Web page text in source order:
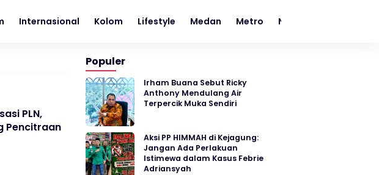
Internasional Kolom Lifestyle Medan Metro Nasional
PLN,
Pencitraan
Populer
Irham Buana Sebut Ricky
Anthony Mendulang Air
Terpercik Muka Sendiri
Aksi PP HIMMAH di Kejagung:
Jangan Ada Perlakuan
Istimewa dalam Kasus Febrie
Adriansyah